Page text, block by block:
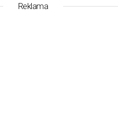
Reklama